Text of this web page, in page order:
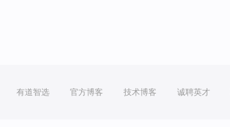
有道智选 官方博客 技术博客 诚聘英才